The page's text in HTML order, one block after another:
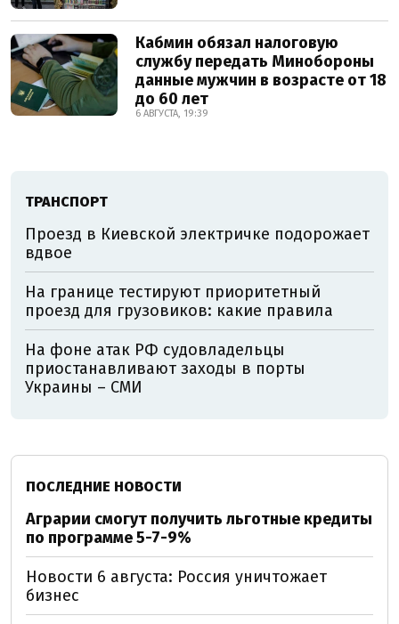
Кабмин обязал налоговую
службу передать Минобороны
данные мужчин в возрасте от 18
до 60 лет
6 АВГУСТА, 19:39
ТРАНСПОРТ
Проезд в Киевской электричке подорожает
вдвое
На границе тестируют приоритетный
проезд для грузовиков: какие правила
На фоне атак РФ судовладельцы
приостанавливают заходы в порты
Украины – СМИ
ПОСЛЕДНИЕ НОВОСТИ
Аграрии смогут получить льготные кредиты
по программе 5-7-9%
Новости 6 августа: Россия уничтожает
бизнес